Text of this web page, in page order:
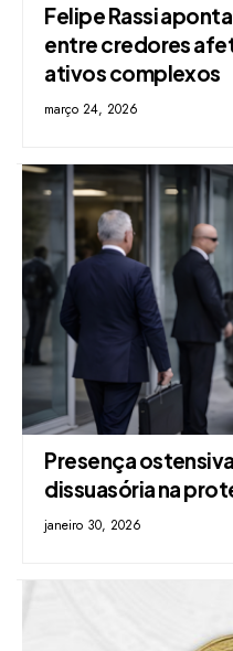
Felipe Rassi
entre credores
ativos complexos
março 24, 2026
Presença
dissuasória na
janeiro 30, 2026